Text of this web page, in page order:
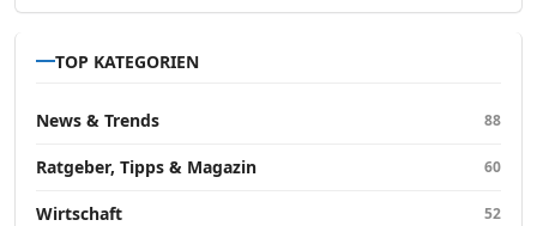
TOP KATEGORIEN
News & Trends 88
Ratgeber, Tipps & Magazin 60
Wirtschaft 52